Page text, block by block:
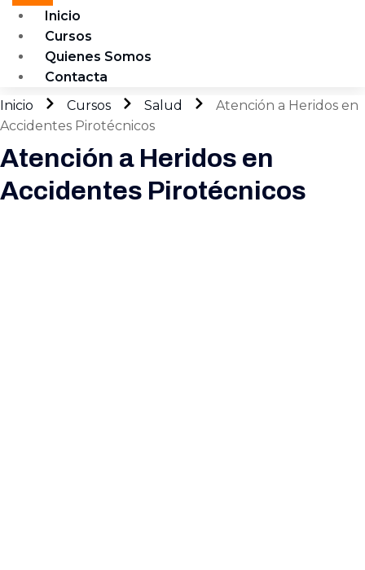
Inicio
Cursos
Quienes Somos
Contacta
Inicio
Cursos Salud
Atención a Heridos en
Accidentes Pirotécnicos
Atención a Heridos en
Accidentes Pirotécnicos